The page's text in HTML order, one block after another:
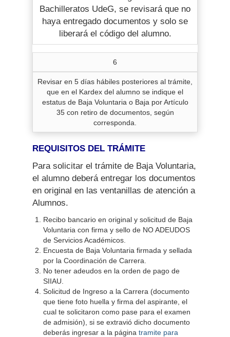
Bachilleratos UdeG, se revisará que no
haya entregado documentos y solo se
liberará el código del alumno.
6
Revisar en 5 días hábiles posteriores al trámite,
que en el Kardex del alumno se indique el
estatus de Baja Voluntaria o Baja por Artículo
35 con retiro de documentos, según
corresponda.
REQUISITOS DEL TRÁMITE
Para solicitar el trámite de Baja Voluntaria,
el alumno deberá entregar los documentos
en original en las ventanillas de atención a
Alumnos.
Recibo bancario en original y solicitud de Baja
Voluntaria con firma y sello de NO ADEUDOS
de Servicios Académicos.
Encuesta de Baja Voluntaria firmada y sellada
por la Coordinación de Carrera.
No tener adeudos en la orden de pago de
SIIAU.
Solicitud de Ingreso a la Carrera (documento
que tiene foto huella y firma del aspirante, el
cual te solicitaron como pase para el examen
de admisión), si se extravió dicho documento
deberás ingresar a la páginatramite para